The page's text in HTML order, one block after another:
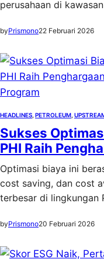
perusahaan di
byPrismono22 Februari 2026
HEADLINES PETROLEUM
Sukses
PHI Raih
Optimasi biaya ini
cost saving, dan cost
terbesar di lingkungan
byPrismono20 Februari 2026